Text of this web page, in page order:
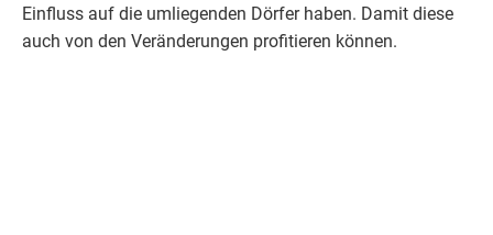
Einfluss auf die umliegenden Dörfer haben. Damit diese
auch von den Veränderungen profitieren können.